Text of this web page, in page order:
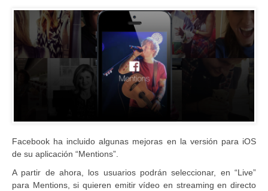
Facebook ha incluido algunas mejoras en la versión para iOS
de su aplicación “Mentions”.
A partir de ahora, los usuarios podrán seleccionar, en “Live”
para Mentions, si quieren emitir vídeo en streaming en directo